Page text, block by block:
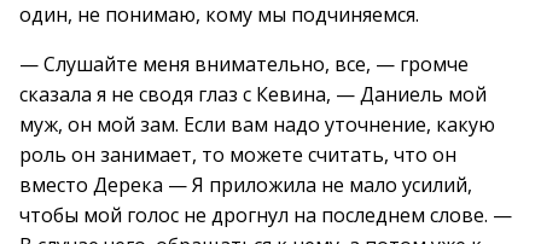
один, не понимаю, кому мы подчиняемся.
— Слушайте меня внимательно, все, — громче
сказала я не сводя глаз с Кевина, — Даниель мой
муж, он мой зам. Если вам надо уточнение, какую
роль он занимает, то можете считать, что он
вместо Дерека — Я приложила не мало усилий,
чтобы мой голос не дрогнул на последнем слове. —